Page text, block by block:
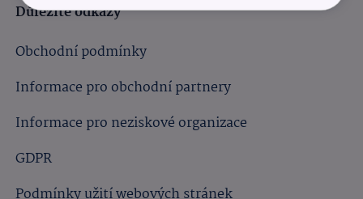
Důležité odkazy
Obchodní podmínky
Informace pro obchodní partnery
Informace pro neziskové organizace
GDPR
Podmínky užití webových stránek